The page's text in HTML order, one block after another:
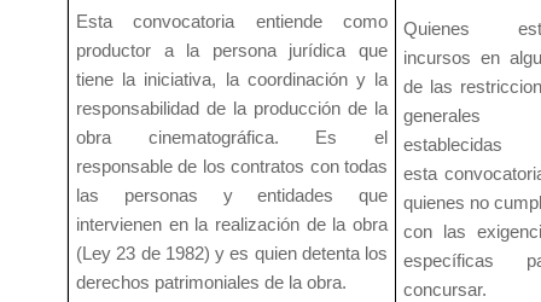
Esta convocatoria entiende como
productor a la persona jurídica que
tiene la iniciativa, la coordinación y la
responsabilidad de la producción de la
obra cinematográfica. Es el
responsable de los contratos con todas
las personas y entidades que
intervienen en la realización de la obra
(Ley 23 de 1982) y es quien detenta los
derechos patrimoniales de la obra.
Quienes
incursos en
de las
generales
establecidas
esta
quienes no
con las
específicas
concursar.